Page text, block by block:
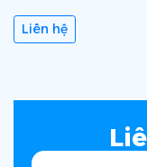
Liên hệ